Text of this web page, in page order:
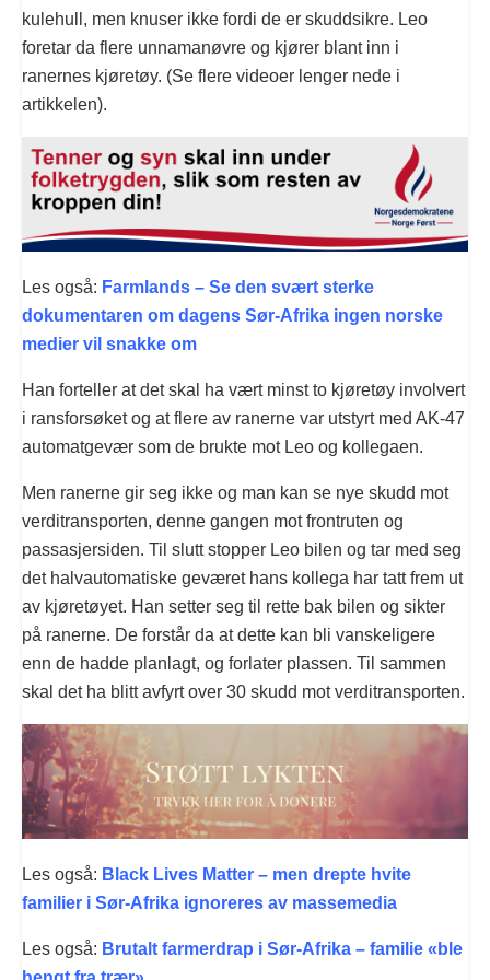
kulehull, men knuser ikke fordi de er skuddsikre. Leo
foretar da flere unnamanøvre og kjører blant inn i
ranernes kjøretøy. (Se flere videoer lenger nede i
artikkelen).
Les også: Farmlands – Se den svært sterke
dokumentaren om dagens Sør-Afrika ingen norske
medier vil snakke om
Han forteller at det skal ha vært minst to kjøretøy involvert
i ransforsøket og at flere av ranerne var utstyrt med AK-47
automatgevær som de brukte mot Leo og kollegaen.
Men ranerne gir seg ikke og man kan se nye skudd mot
verditransporten, denne gangen mot frontruten og
passasjersiden. Til slutt stopper Leo bilen og tar med seg
det halvautomatiske geværet hans kollega har tatt frem ut
av kjøretøyet. Han setter seg til rette bak bilen og sikter
på ranerne. De forstår da at dette kan bli vanskeligere
enn de hadde planlagt, og forlater plassen. Til sammen
skal det ha blitt avfyrt over 30 skudd mot verditransporten.
Les også: Black Lives Matter – men drepte hvite
familier i Sør-Afrika ignoreres av massemedia
Les også: Brutalt farmerdrap i Sør-Afrika – familie «ble